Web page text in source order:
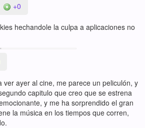
+0
hechandole la culpa a aplicaciones no
ver ayer al cine, me parece un peliculón, y
capitulo que creo que se estrena
y me ha sorprendido el gran
la música en los tiempos que corren,